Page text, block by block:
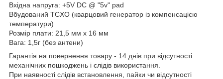
Вхідна напруга: +5V DC @ "5v" pad
Вбудований TCXO (кварцовий генератор із компенсацією
температури)
Розмір плати: 21,5 мм x 16 мм
Вага: 1,5г (без антени)
Гарантія на повернення товару - 14 днів при відсутності
механічних пошкоджень і слідів використання.
При наявності слідів встановлення, пайки чи відсутності